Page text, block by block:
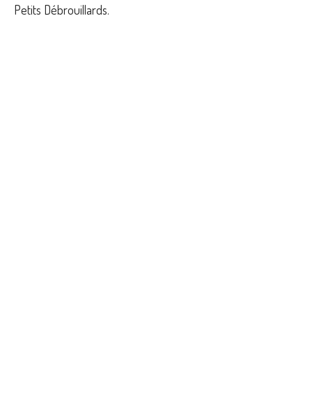
Petits Débrouillards.